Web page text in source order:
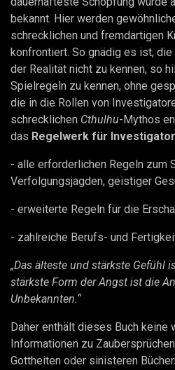
bekannt. Hier werden
schrecklichen und fremdartigen
konfrontiert. So gnädig es ist, die
der Realität nicht zu kennen, so
Spielregeln zu kennen, ohne
die in die Rollen von
schrecklichen Cthulhu-Mythos
das Regelwerk für
- alle erforderlichen Regeln zum
Verfolgungsjagden, geistiger
- erweiterte Regeln für die
- zahlreiche Berufs- und
„Das älteste und stärkste Gefühl
stärkste Form der Angst ist die
Unbekannten.“
Daher enthält dieses Buch keine
Informationen zu
Gottheiten oder sinisteren